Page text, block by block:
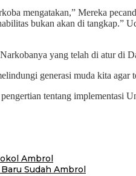
mengatakan,” Mereka
bukan akan di tangkap.”
yang telah di atur
generasi muda kita agar
tentang implementasi
Ambrol
Sudah Ambrol